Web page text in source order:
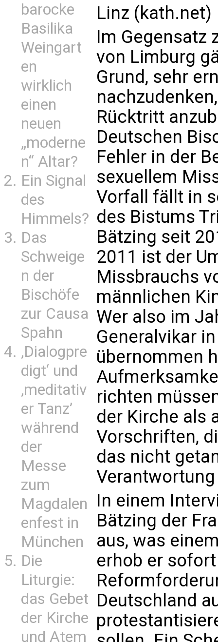
barocke
Basilika
Weingart
en
wirklich
einen
neuen
„moderne
n“ Altar?
Ein Signal
des
Himmels?
Das
Schweige
n der
Bischöfe
zur Causa
Spahn
‚Dialogpre
digt‘ und
‚meditativ
er Tanz’
während
der
Messe
zum
Magdalen
enfest in
München
Die
Liturgie:
das Gebet
der Kirche
und Atem
Linz (kath.net)
Im Gegensatz
von Limburg
Grund, sehr
Rücktritt
Deutschen
Fehler in der
sexuellem
Vorfall fällt in
des Bistums
Bätzing seit
2011 ist der
Missbrauchs
männlichen
Wer also im
Generalvikar
übernommen
richten
der Kirche als
Vorschriften,
das nicht
In einem
Bätzing der
aus, was
erhob er
Deutschland